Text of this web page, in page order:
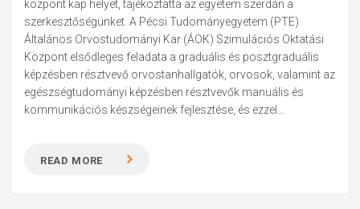
központ kap helyet, tájékoztatta az egyetem szerdán a
szerkesztőségünket. A Pécsi Tudományegyetem (PTE)
Általános Orvostudományi Kar (ÁOK) Szimulációs Oktatási
Központ elsődleges feladata a graduális és posztgraduális
képzésben résztvevő orvostanhallgatók, orvosok, valamint az
egészségtudományi képzésben résztvevők manuális és
kommunikációs készségeinek fejlesztése, és ezzel...
READ MORE